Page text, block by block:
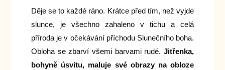
Děje se to každé ráno. Krátce před tím, než vyjde
slunce, je všechno zahaleno v tichu a celá
příroda je v očekávání příchodu Slunečního boha.
Obloha se zbarví všemi barvami rudé. Jitřenka,
bohyně úsvitu, maluje své obrazy na obloze